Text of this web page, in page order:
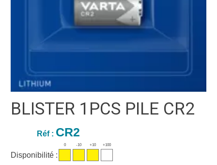
BLISTER 1PCS PILE CR2
Réf : CR2
Disponibilité :
0 -10 +10 +100